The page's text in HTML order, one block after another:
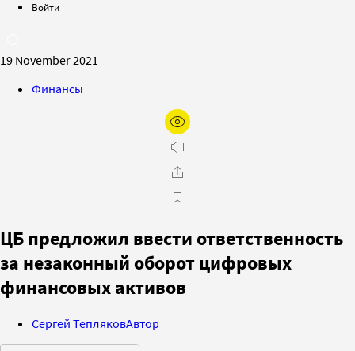
Войти
19 November 2021
Финансы
ЦБ предложил ввести ответственность
за незаконный оборот цифровых
финансовых активов
Сергей ТепляковАвтор